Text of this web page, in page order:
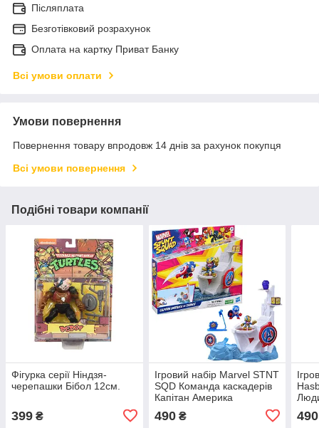
Післяплата
Безготівковий розрахунок
Оплата на картку Приват Банку
Всі умови оплати
Умови повернення
Повернення товару впродовж 14 днів за рахунок покупця
Всі умови повернення
Подібні товари компанії
Фігурка серії Ніндзя-
черепашки Бібол 12см.
399 ₴
Ігровий набір Marvel STNT
SQD Команда каскадерів
Капітан Америка
490₴ 490